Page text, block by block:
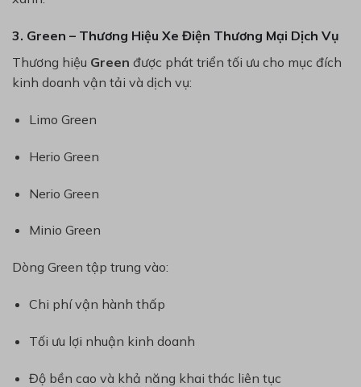
3. Green – Thương Hiệu Xe Điện Thương Mại Dịch Vụ
Thương hiệu Green được phát triển tối ưu cho mục đích
kinh doanh vận tải và dịch vụ:
Limo Green
Herio Green
Nerio Green
Minio Green
Dòng Green tập trung vào:
Chi phí vận hành thấp
Tối ưu lợi nhuận kinh doanh
Độ bền cao và khả năng khai thác liên tục